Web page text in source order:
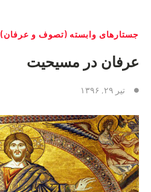
جستارهای وابسته (تصوف و عرفان)
عرفان در مسیحیت
تیر ۲۹, ۱۳۹۶